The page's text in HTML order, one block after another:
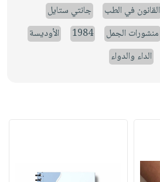
القانون في الطب
جانتي ستايل
منشورات الجمل 1984
الأوديسة
الداء والدواء